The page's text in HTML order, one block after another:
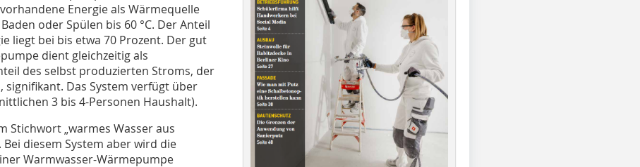
Energie als Wärmequelle
oder Spülen bis 60 °C. Der Anteil
liegt bei bis etwa 70 Prozent. Der gut
dient gleichzeitig als
des selbst produzierten Stroms, der
Das System verfügt über
3 bis 4-Personen Haushalt).
Stichwort „warmes Wasser aus
diesem System aber wird die
Warmwasser-Wärmepumpe